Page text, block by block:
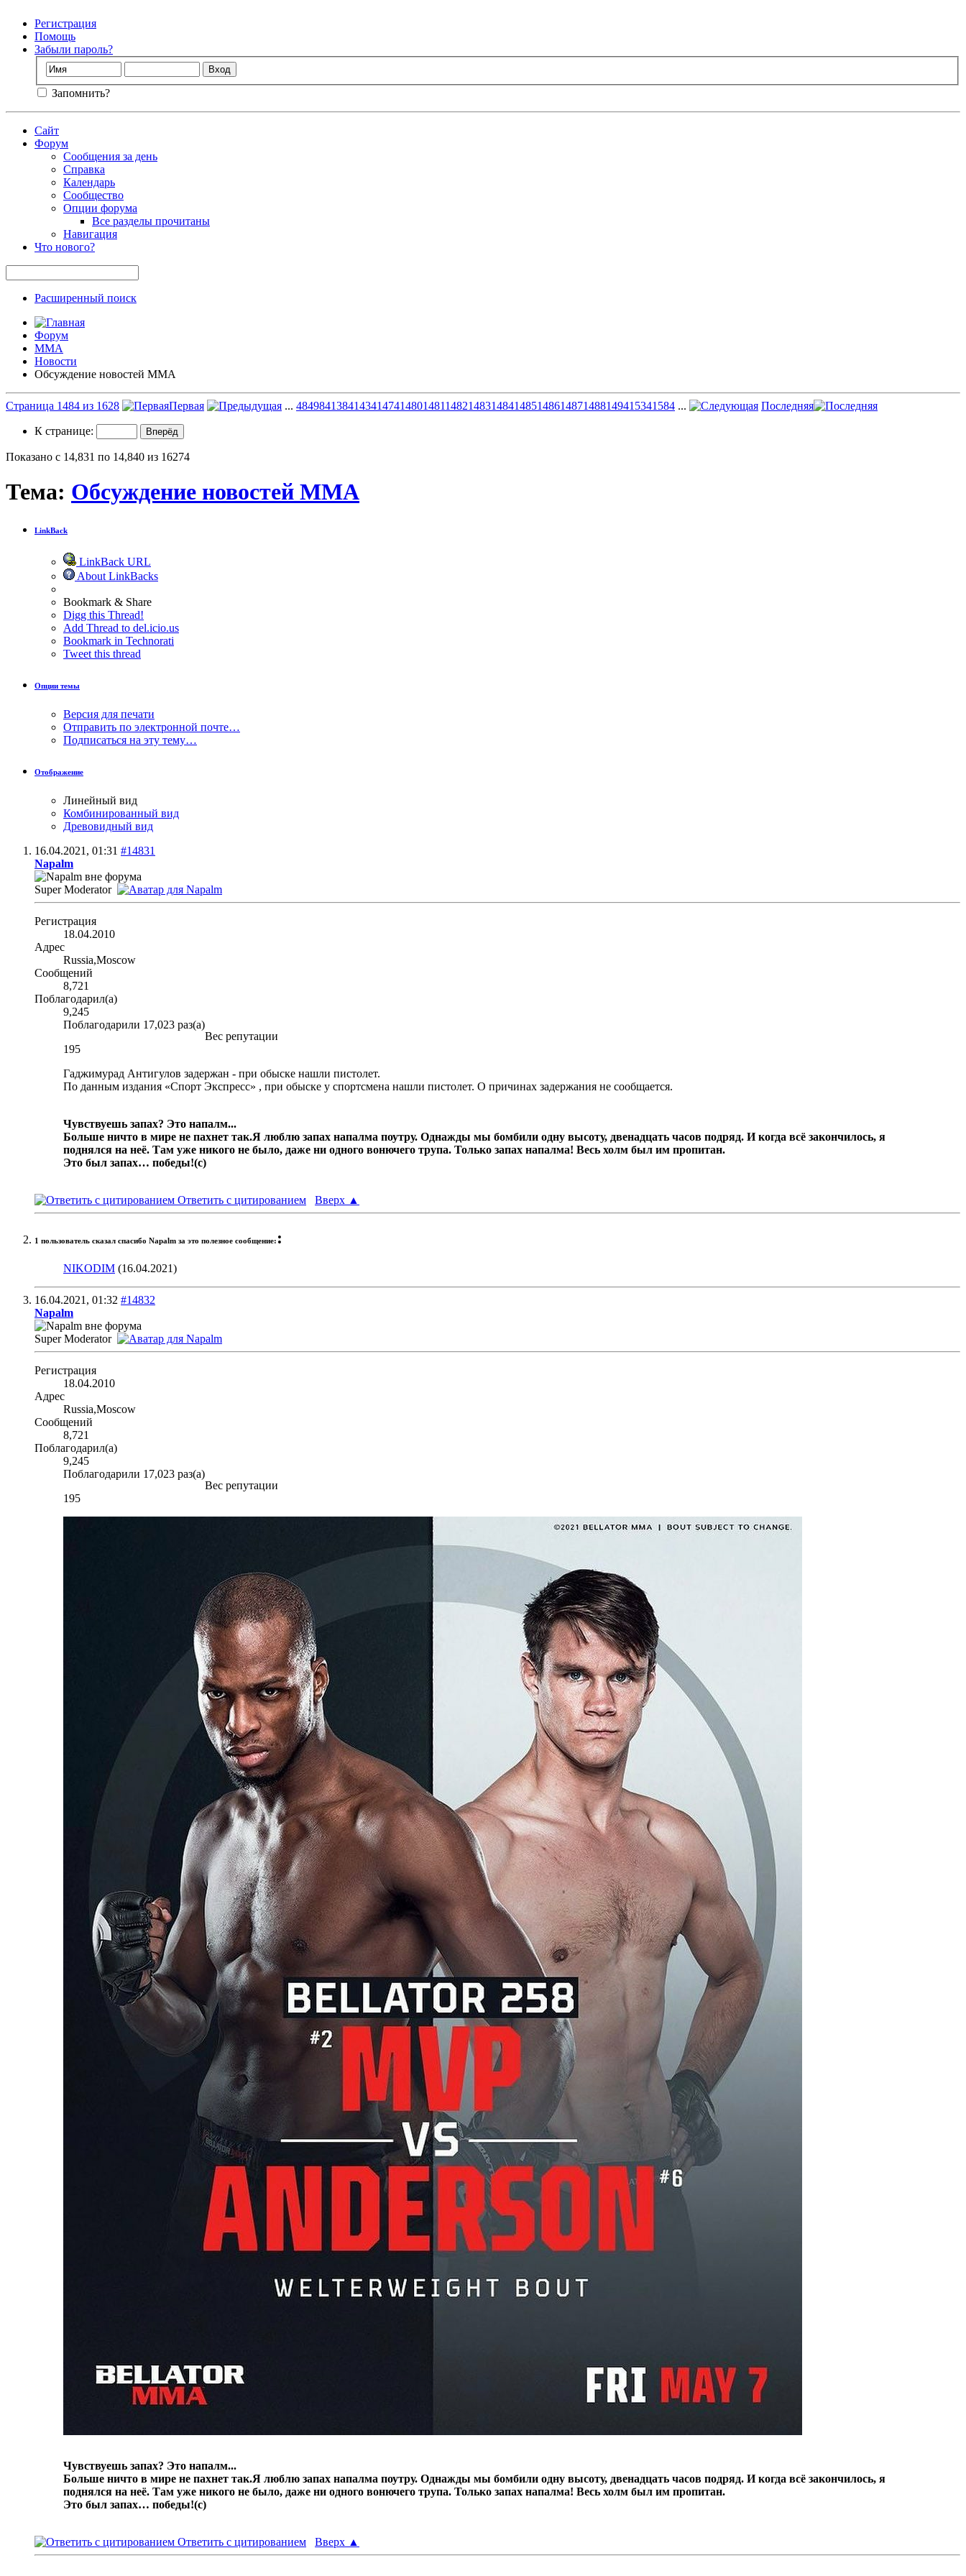
Регистрация
Помощь
Забыли пароль?
Запомнить?
Сайт
Форум
Сообщения за день
Справка
Календарь
Сообщество
Опции форума
Все разделы прочитаны
Навигация
Что нового?
Расширенный поиск
Форум
ММА
Новости
Обсуждение новостей ММА
Страница 1484 из 1628 Первая ... 484984138414341474148014811482148314841485148614871488149415341584 ... Последняя
К странице:
Показано с 14,831 по 14,840 из 16274
Тема: Обсуждение новостей ММА
LinkBack
LinkBack URL
About LinkBacks
Bookmark & Share
Digg this Thread!
Add Thread to del.icio.us
Bookmark in Technorati
Tweet this thread
Опции темы
Версия для печати
Отправить по электронной почте…
Подписаться на эту тему…
Отображение
Линейный вид
Комбинированный вид
Древовидный вид
16.04.2021, 01:31 #14831
Napalm
Super Moderator
Регистрация
18.04.2010
Адрес
Russia,Moscow
Сообщений
8,721
Поблагодарил(а)
9,245
Поблагодарили 17,023 раз(а)
Вес репутации
195
Гаджимурад Антигулов задержан - при обыске нашли пистолет.
По данным издания «Спорт Экспресс» , при обыске у спортсмена нашли пистолет. О причинах задержания не сообщается.
Чувствуешь запах? Это напалм...
Больше ничто в мире не пахнет так.Я люблю запах напалма поутру. Однажды мы бомбили одну высоту, двенадцать часов подряд. И когда всё закончилось, я
поднялся на неё. Там уже никого не было, даже ни одного вонючего трупа. Только запах напалма! Весь холм был им пропитан.
Это был запах… победы!(с)
Ответить с цитированием Вверх ▲
1 пользователь сказал cпасибо Napalm за это полезное сообщение: :
NIKODIM (16.04.2021)
16.04.2021, 01:32 #14832
Napalm
Super Moderator
Регистрация
18.04.2010
Адрес
Russia,Moscow
Сообщений
8,721
Поблагодарил(а)
9,245
Поблагодарили 17,023 раз(а)
Вес репутации
195
Чувствуешь запах? Это напалм...
Больше ничто в мире не пахнет так.Я люблю запах напалма поутру. Однажды мы бомбили одну высоту, двенадцать часов подряд. И когда всё закончилось, я
поднялся на неё. Там уже никого не было, даже ни одного вонючего трупа. Только запах напалма! Весь холм был им пропитан.
Это был запах… победы!(с)
Ответить с цитированием Вверх ▲